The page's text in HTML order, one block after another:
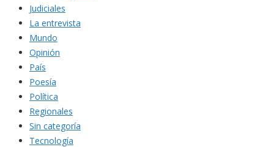
Judiciales
La entrevista
Mundo
Opinión
País
Poesía
Política
Regionales
Sin categoría
Tecnología